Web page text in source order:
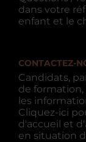
dans votre
enfant et le
CONTACTEZ-
Candidats,
de
les
Cliquez-ici
d'accueil et
en situation